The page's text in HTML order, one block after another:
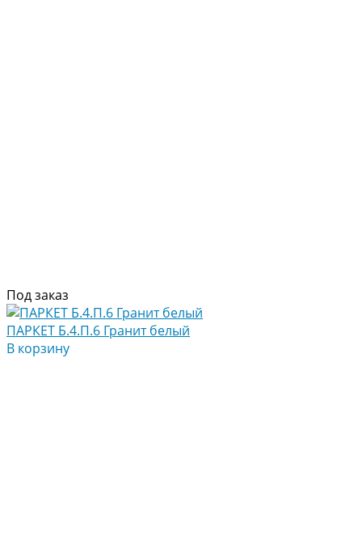
Под заказ
ПАРКЕТ Б.4.П.6 Гранит белый
В корзину